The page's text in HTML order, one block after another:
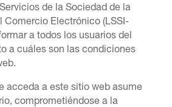
de la Sociedad de la
Comercio Electrónico (LSSI-
a todos los usuarios del
a cuáles son las condiciones
acceda a este sitio web asume
comprometiéndose a la